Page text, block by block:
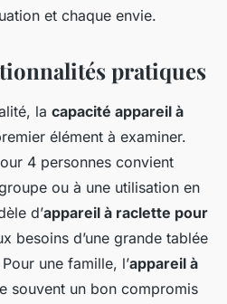
et chaque envie.
pratiques
la capacité appareil à
élément à examiner.
4 personnes convient
ou à une utilisation en
d’appareil à raclette pour
besoins d’une grande tablée
une famille, l’appareil à
souvent un bon compromis